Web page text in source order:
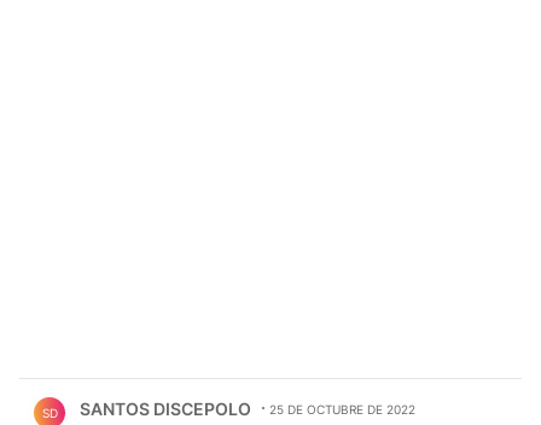
SD SANTOS DISCEPOLO 25 DE OCTUBRE DE 2022